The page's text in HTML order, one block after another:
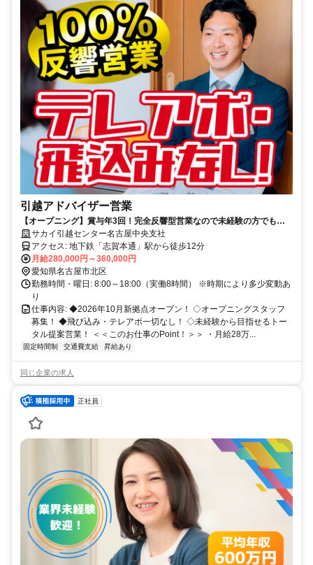
引越アドバイザー営業
【オープニング】賞与年3回！完全反響型営業なので未経験の方でも安
心！充実した研修制度あり！
サカイ引越センター名古屋中央支社
アクセス: 地下鉄「志賀本通」駅から徒歩12分
月給280,000円～360,000円
愛知県名古屋市北区
勤務時間・曜日: 8:00～18:00（実働8時間） ※時期により多少変動あ
り
仕事内容: ◆2026年10月新拠点オープン！ ◇オープニングスタッフ
募集！ ◆飛び込み・テレアポ一切なし！ ◇未経験から目指せるトー
タル提案営業！ ＜＜このお仕事のPoint！＞＞ ・月給28万...
固定時間制 交通費支給 昇給あり
同じ企業の求人
正社員